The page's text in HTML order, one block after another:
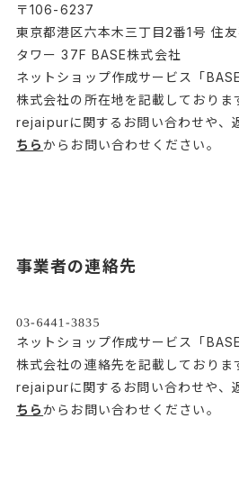
〒106-6237
東京都港区六本木三丁目2番1号 住
タワー 37F BASE株式会社
ネットショップ作成サービス「
株式会社の所在地を記載しておりま
rejaipurに関するお問い合わせや、
ちらからお問い合わせください。
事業者の連絡先
ネットショップ作成サービス「
株式会社の連絡先を記載しておりま
rejaipurに関するお問い合わせや、
ちらからお問い合わせください。